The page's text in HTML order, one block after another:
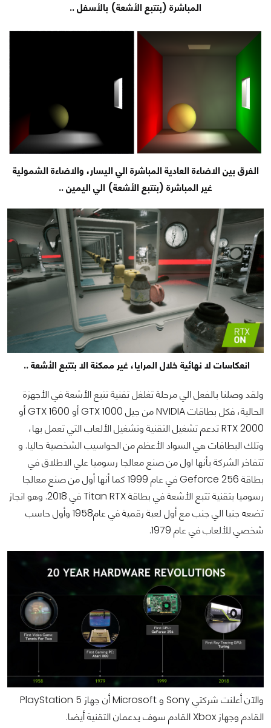
المباشرة (بتتبع الأشعة) بالأسفل ..
الفرق بين الاضاءة العادية المباشرة الي اليسار، والاضاءة الشمولية
غير المباشرة (بتتبع الأشعة) الي اليمين ..
انعكاسات لا نهائية خلال المرايا، غير ممكنة الا بتتبع الأشعة ..
ولقد وصلنا بالفعل الي مرحلة تغلغل تقنية تتبع الأشعة في الأجهزة
الحالية، فكل بطاقات NVIDIA من جيل GTX 1000 أو GTX 1600 أو
RTX 2000 تدعم تشغيل التقنية وتشغيل الألعاب التي تعمل بها،
وتلك البطاقات هي السواد الأعظم من الحواسيب الشخصية حاليا. و
تتفاخر الشركة بأنها اول من صنع معالجا رسوميا علي الاطلاق في
بطاقة Geforce 256 في عام 1999 كما أنها أول من صنع معالجا
رسوميا بتقنية تتبع الأشعة في بطاقة Titan RTX في 2018. وهو انجاز
تضعه جنبا الي جنب مع أول لعبة رقمية في عام1958 وأول حاسب
شخصي للألعاب في عام 1979.
والآن أعلنت شركتي Sony و Microsoft أن جهاز PlayStation 5
القادم وجهاز Xbox القادم سوف يدعمان التقنية أيضا.